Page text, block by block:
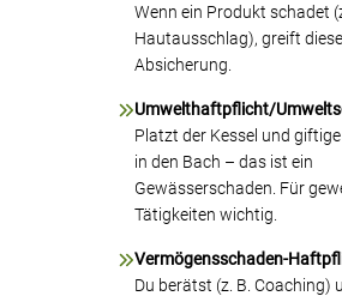
Wenn ein Produkt schadet
Hautausschlag), greift diese
Absicherung.
Umwelthaftpflicht/
Platzt der Kessel und
in den Bach – das ist ein
Gewässerschaden. Für
Tätigkeiten wichtig.
Vermögensschaden-
Du berätst (z. B. Coaching)